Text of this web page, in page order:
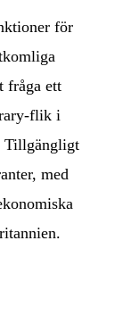
för
fråga ett
flik i
Tillgängligt
med